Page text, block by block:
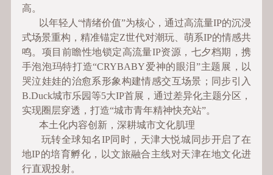
高。
以年轻人“情绪价值”为核心，通过高流量IP的沉浸
式场景重构，精准锚定Z世代对潮玩、萌系IP的情感共
鸣。项目前瞻性地锁定高流量IP资源，七夕档期，携
手泡泡玛特打造“CRYBABY爱神的眼泪”主题展，以
哭泣娃娃的治愈系形象构建情感交互场景；同步引入
B.Duck城市乐园等5大IP首展，通过差异化主题分区，
实现圈层穿透，打造“城市青年精神快充站”。
本土化内容创新，深耕城市文化肌理
玩转全球知名IP同时，天津大悦城同步开启了在
地IP的培育孵化，以文旅融合主线对天津在地文化进
行直观投射。